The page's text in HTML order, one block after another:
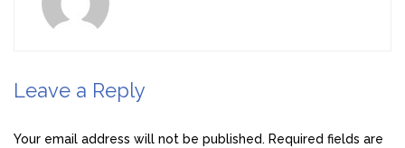
Leave a Reply
Your email address will not be published. Required fields are